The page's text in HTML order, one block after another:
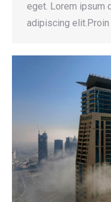
eget. Lorem ipsum
adipiscing